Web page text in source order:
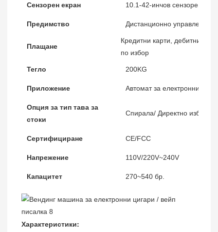
Сензорен екран 10.1-42-инчов сензорен
Предимство Дистанционно управление,
Плащане
Кредитни карти, дебитни
по избор
Тегло 200KG
Приложение Автомат за електронни
Опция за тип тава за
стоки
Спирала/ Директно
Сертифициране CE/FCC
Напрежение 110V/220V~240V
Капацитет 270~540 бр.
Характеристики: